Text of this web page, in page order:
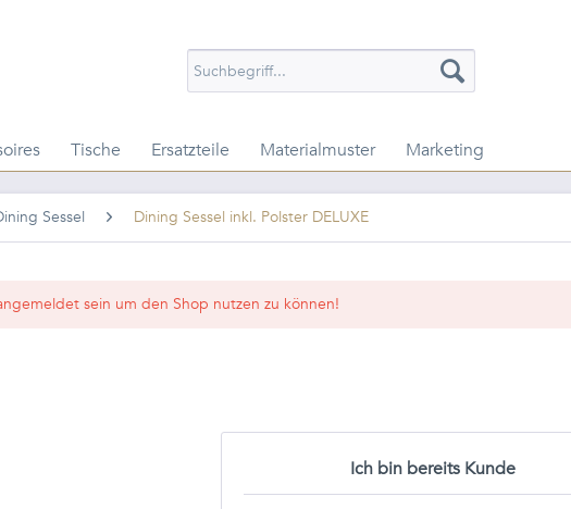
Tische Ersatzteile Materialmuster Marketing
Sessel Dining Sessel inkl. Polster DELUXE
sein um den Shop nutzen zu können!
Ich bin bereits Kunde